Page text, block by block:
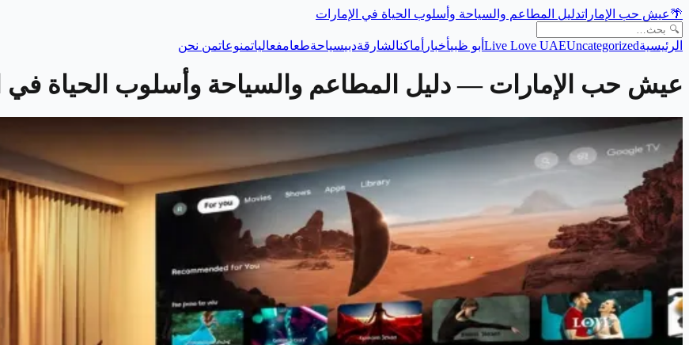
🌴عيش حب الإماراتدليل المطاعم والسياحة وأسلوب الحياة في الإمارات
الرئيسية Live Love UAEUncategorized أبو ظبيأخبار أماكنالشارقةدبيسياحةطعامفعالياتمنوعاتمن نحن
عيش حب الإمارات — دليل المطاعم والسياحة وأسلوب الحياة في